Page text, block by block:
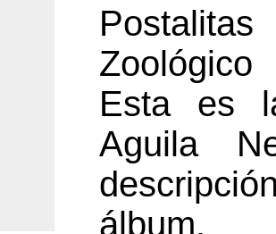
Esta es
Aguila
álbum.